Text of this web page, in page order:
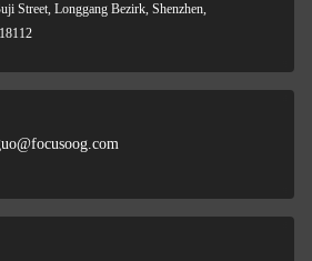
Street, Longgang Bezirk, Shenzhen,